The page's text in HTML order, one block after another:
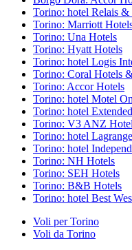
Torino: hotel Relais &
Torino: Marriott
Torino: Una Hotels
Torino: Hyatt Hotels
Torino: hotel Logis
Torino: Coral Hotels
Torino: Accor Hotels
Torino: hotel Motel
Torino: hotel
Torino: V3 ANZ
Torino: hotel Lagrange
Torino: hotel
Torino: NH Hotels
Torino: SEH Hotels
Torino: B&B Hotels
Torino: hotel Best
Voli per Torino
Voli da Torino